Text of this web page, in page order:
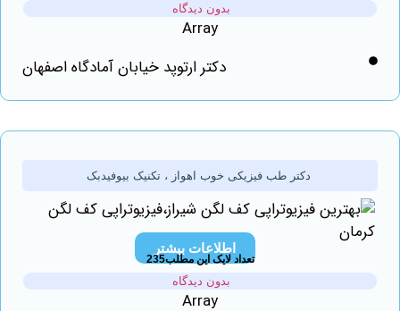
بدون دیدگاه
دکتر ارتوپد خیابان آمادگاه اصفهان
دکتر طب فیزیکی خوب اهواز ، تکنیک بیوفیدبک
اطلاعات بیشتر
تعداد لایک این مطلب235
بدون دیدگاه